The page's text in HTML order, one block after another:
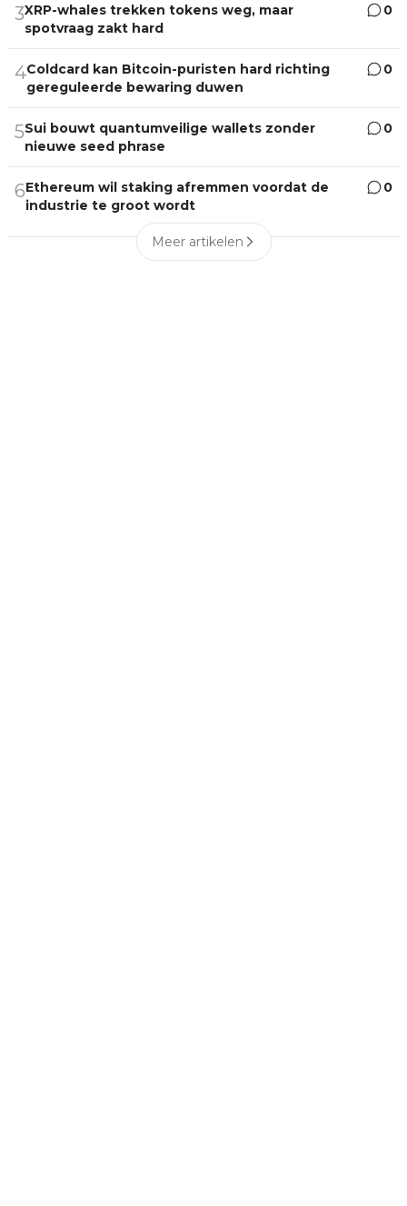
3XRP-whales trekken tokens weg, maar
spotvraag zakt hard
0
4Coldcard kan Bitcoin-puristen hard richting
gereguleerde bewaring duwen
0
5Sui bouwt quantumveilige wallets zonder
nieuwe seed phrase
0
6Ethereum wil staking afremmen voordat de
industrie te groot wordt
0
Meer artikelen